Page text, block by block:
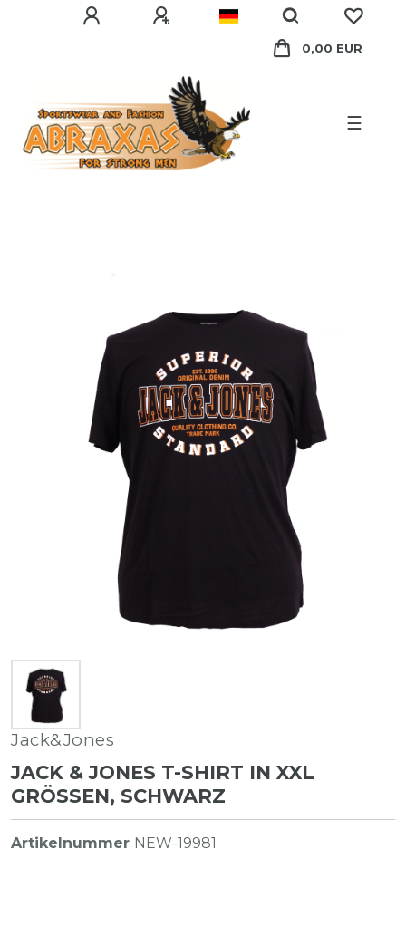
0,00 EUR
☰
Jack&Jones
JACK & JONES T-SHIRT IN XXL
GRÖSSEN, SCHWARZ
Artikelnummer NEW-19981